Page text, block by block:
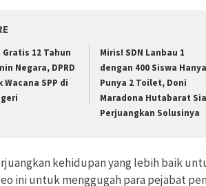
12 Tahun
Negara, DPRD
SPP di
Miris! SDN Lanbau 1
dengan 400 Siswa Hanya
Punya 2 Toilet, Doni
Maradona Hutabarat
Perjuangkan Solusinya
kehidupan yang lebih baik
ini untuk menggugah para pejabat